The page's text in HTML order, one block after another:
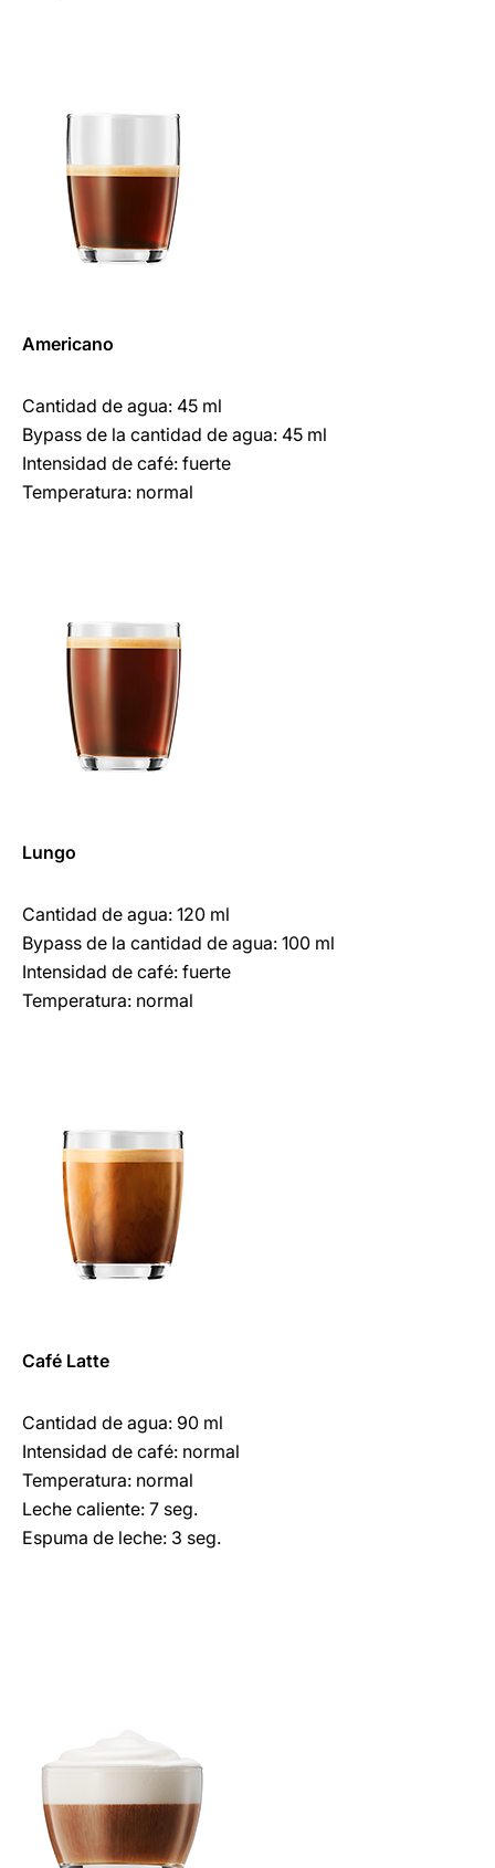
Americano
Cantidad de agua: 45 ml
Bypass de la cantidad de agua: 45 ml
Intensidad de café: fuerte
Temperatura: normal
Lungo
Cantidad de agua: 120 ml
Bypass de la cantidad de agua: 100 ml
Intensidad de café: fuerte
Temperatura: normal
Café Latte
Cantidad de agua: 90 ml
Intensidad de café: normal
Temperatura: normal
Leche caliente: 7 seg.
Espuma de leche: 3 seg.